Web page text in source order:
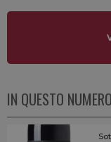
IN QUESTO NUMERO